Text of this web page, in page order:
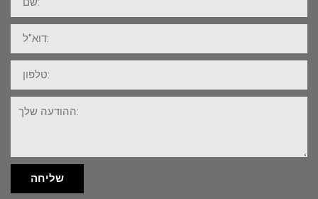
דוא"ל:
טלפון:
ההודעה
שלך:
שליחה